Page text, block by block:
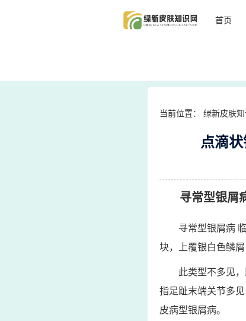
首页
当前位置： 绿新皮肤知
点滴
寻常型银屑
寻常型银屑病
块，上覆银白色鳞
此类型不多见
指足趾末端关节多
皮病型银屑病。